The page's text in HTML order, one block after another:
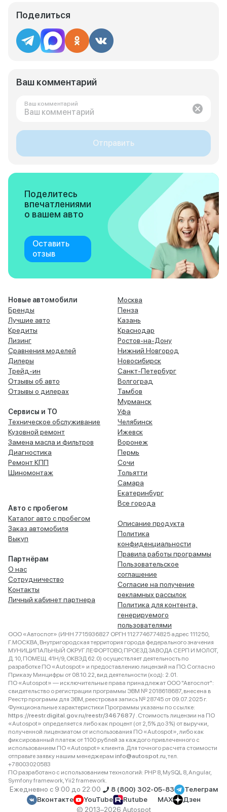
Поделиться
Ваш комментарий
Ваш комментарий
Отправить
Поделитесь
впечатлениями
о вашем авто
Оставить
отзыв
Новые автомобили
Бренды
Лучшие авто
Кредиты
Лизинг
Сравнения моделей
Дилеры
Трейд-ин
Отзывы об авто
Отзывы о дилерах
Сервисы и ТО
Техническое обслуживание
Кузовной ремонт
Замена масла и фильтров
Диагностика
Ремонт КПП
Шиномонтаж
Авто с пробегом
Каталог авто с пробегом
Заказ автомобиля
Выкуп
Партнёрам
О нас
Сотрудничество
Контакты
Личный кабинет партнера
Москва
Пенза
Казань
Краснодар
Ростов-на-Дону
Нижний Новгород
Новосибирск
Санкт-Петербург
Волгоград
Тамбов
Мурманск
Уфа
Челябинск
Ижевск
Воронеж
Пермь
Сочи
Тольятти
Самара
Екатеринбург
Все города
Описание продукта
Политика
конфиденциальности
Правила работы программы
Пользовательское
соглашение
Согласие на получение
рекламных рассылок
Политика для контента,
генерируемого
пользователями
ООО «Автоспот» (ИНН 7715936827 ОРГН 1127746774825 адрес 111250,
Г.МОСКВА, Внутригородская территория города федерального значения
МУНИЦИПАЛЬНЫЙ ОКРУГ ЛЕФОРТОВО, ПРОЕЗД ЗАВОДА СЕРП И МОЛОТ,
Д. 10, ПОМЕЩ. 41Н/9, ОКВЭД 62.0) осуществляет деятельность по
разработке ПО «Autospot» и предоставлению лицензий на ПО. Согласно
Приказу Минцифры от 08.10.22, вид деятельности (код): 2.01.
ПО «Autospot» — исключительные права принадлежат ООО "Автоспот":
свидетельство о регистрации программы ЭВМ № 2018618687, внесена в
Реестр программ для ЭВМ, реестровая запись № 28745 от 09.07.2025 г.
Функциональные характеристики Программы указаны по ссылке:
https://reestr.digital.gov.ru/reestr/3467687/ . Стоимость лицензии на ПО
«Autospot» определяется либо как процент (от 2,5% до 3%) от выручки,
полученной лицензиатом от использования ПО «Autospot», либо как
фиксированный платеж от 1100 рублей за каждого привлеченного с
использованием ПО «Autospot» клиента. Для точного расчета стоимости
отправьте заявку нашим менеджерам info@autospot.ru, тел.
+78003020583
ПО разработано с использованием технологий: PHP 8, MySQL 8, Angular,
Symfony framework, Yii2 framework.
Ежедневно с 9:00 до 22:00 8 (800) 302-05-83
Телеграм
Вконтакте
YouTube Rutube MAX
Дзен
© 2013–2026 Autospot